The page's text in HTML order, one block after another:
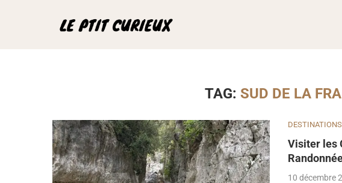
TAG: SUD DE LA
DESTINATIONS
Visiter les
10 décembre